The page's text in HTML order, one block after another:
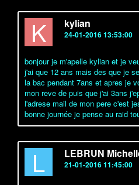
K kylian
24-01-2016 13:53:00
bonjour je m'apelle kylian et je
j'ai que 12 ans mais des que je
la bac pendant 7ans et apres je
mon reve de puis que j'ai 3ans
l'adrese mail de mon pere c'est
bonne journée je pense au raid
L LEBRUN
21-01-2016 11:45:00